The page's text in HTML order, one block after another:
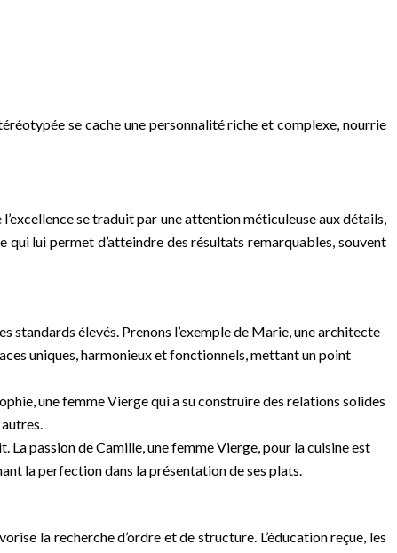
se cache une personnalité riche et complexe, nourrie
se traduit par une attention méticuleuse aux détails,
qui lui permet d’atteindre des résultats remarquables, souvent
élevés. Prenons l’exemple de Marie, une architecte
uniques, harmonieux et fonctionnels, mettant un point
une femme Vierge qui a su construire des relations solides
passion de Camille, une femme Vierge, pour la cuisine est
la perfection dans la présentation de ses plats.
la recherche d’ordre et de structure. L’éducation reçue, les